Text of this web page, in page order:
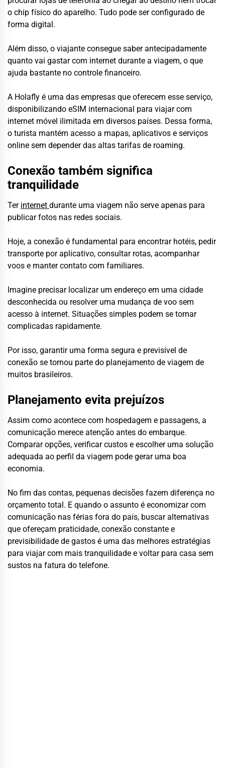
o chip físico do aparelho. Tudo pode ser configurado de
forma digital.
Além disso, o viajante consegue saber antecipadamente
quanto vai gastar com internet durante a viagem, o que
ajuda bastante no controle financeiro.
A Holafly é uma das empresas que oferecem esse serviço,
disponibilizando eSIM internacional para viajar com
internet móvel ilimitada em diversos países. Dessa forma,
o turista mantém acesso a mapas, aplicativos e serviços
online sem depender das altas tarifas de roaming.
Conexão também significa
tranquilidade
Ter internet durante uma viagem não serve apenas para
publicar fotos nas redes sociais.
Hoje, a conexão é fundamental para encontrar hotéis, pedir
transporte por aplicativo, consultar rotas, acompanhar
voos e manter contato com familiares.
Imagine precisar localizar um endereço em uma cidade
desconhecida ou resolver uma mudança de voo sem
acesso à internet. Situações simples podem se tornar
complicadas rapidamente.
Por isso, garantir uma forma segura e previsível de
conexão se tornou parte do planejamento de viagem de
muitos brasileiros.
Planejamento evita prejuízos
Assim como acontece com hospedagem e passagens, a
comunicação merece atenção antes do embarque.
Comparar opções, verificar custos e escolher uma solução
adequada ao perfil da viagem pode gerar uma boa
economia.
No fim das contas, pequenas decisões fazem diferença no
orçamento total. E quando o assunto é economizar com
comunicação nas férias fora do país, buscar alternativas
que ofereçam praticidade, conexão constante e
previsibilidade de gastos é uma das melhores estratégias
para viajar com mais tranquilidade e voltar para casa sem
sustos na fatura do telefone.